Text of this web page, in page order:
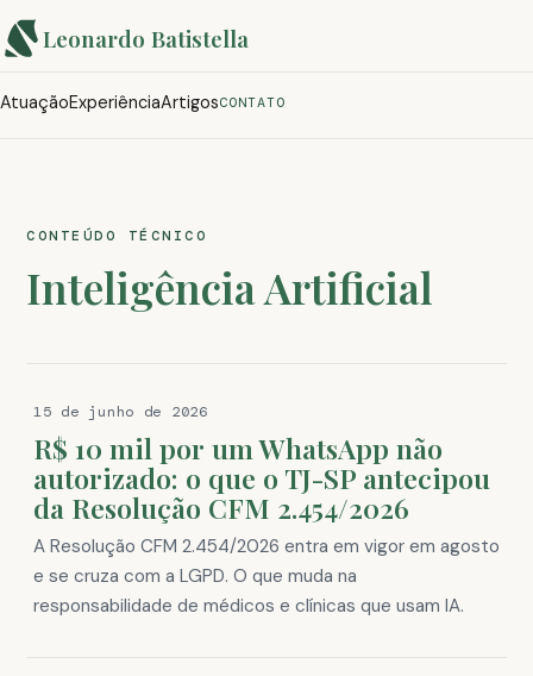
Leonardo Batistella
AtuaçãoExperiênciaArtigosCONTATO
CONTEÚDO TÉCNICO
Inteligência Artificial
15 de junho de 2026
R$ 10 mil por um WhatsApp não
autorizado: o que o TJ-SP antecipou
da Resolução CFM 2.454/2026
A Resolução CFM 2.454/2026 entra em vigor em agosto
e se cruza com a LGPD. O que muda na
responsabilidade de médicos e clínicas que usam IA.